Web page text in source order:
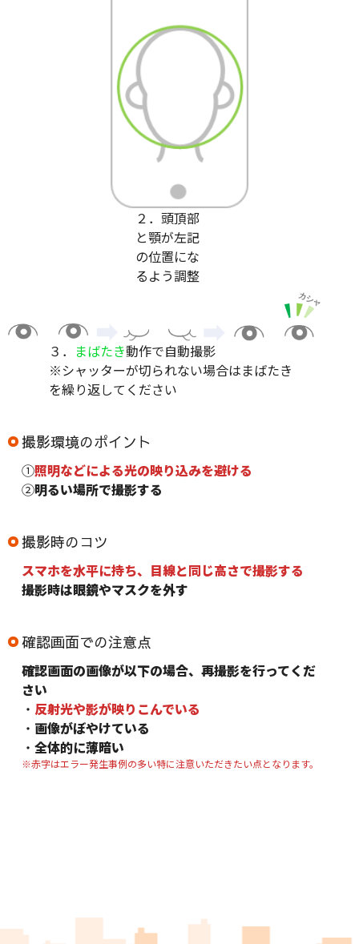
２．頭頂部
と顎が左記
の位置にな
るよう調整
３． まばたき動作で自動撮影
※シャッターが切られない場合はまばたき
を繰り返してください
撮影環境のポイント
①照明などによる光の映り込みを避ける
②明るい場所で撮影する
撮影時のコツ
スマホを水平に持ち、目線と同じ高さで撮影する
撮影時は眼鏡やマスクを外す
確認画面での注意点
確認画面の画像が以下の場合、再撮影を行ってくだ
さい
・ 反射光や影が映りこんでいる
・ 画像がぼやけている
・ 全体的に薄暗い
※赤字はエラー発生事例の多い特に注意いただきたい点となります。